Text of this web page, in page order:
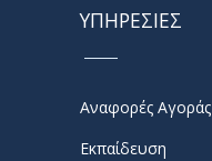
ΥΠΗΡΕΣΙΕΣ
Αναφορές Αγοράς
Εκπαίδευση